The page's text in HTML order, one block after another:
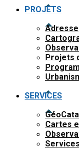
PROJETS
Adresse
Projets
SERVICES
Cartes